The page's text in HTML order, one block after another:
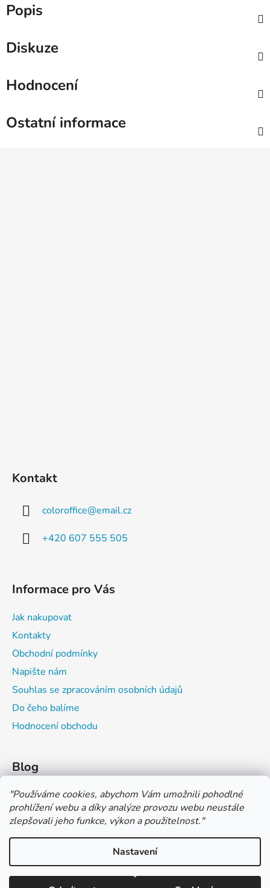
"Používáme cookies, abychom Vám umožnili pohodlné
prohlížení webu a díky analýze provozu webu neustále
zlepšovali jeho funkce, výkon a použitelnost."
Nastavení
*** TUČNĚ ZVÝRAZNĚNÁ CENA U PRODUKTU JE CENA BEZ DPH
*** Vážení zákazníci, pokud při objednávce zvolíte platbu "PLATBA
NA FAKTURU (PLATBA PŘEDEM)" NEPLAŤTE prosím za zboží
Popis
Diskuze
Hodnocení
Ostatní informace
Kontakt
coloroffice@email.cz
+420 607 555 505
Informace pro Vás
Jak nakupovat
Kontakty
Obchodní podmínky
Napište nám
Souhlas se zpracováním osobních údajů
Do čeho balíme
Hodnocení obchodu
Blog
Čím můžeš psát do sešitu?
Jak na číslování sešitů
Značení tvrdosti grafitových tužek
Vytvořil Shoptet